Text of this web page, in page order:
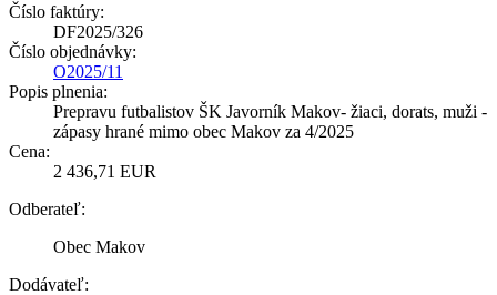
Číslo faktúry:
DF2025/326
Číslo objednávky:
O2025/11
Popis plnenia:
Prepravu futbalistov ŠK Javorník Makov- žiaci, dorats, muži -
zápasy hrané mimo obec Makov za 4/2025
Cena:
2 436,71 EUR
Odberateľ:
Obec Makov
Dodávateľ: